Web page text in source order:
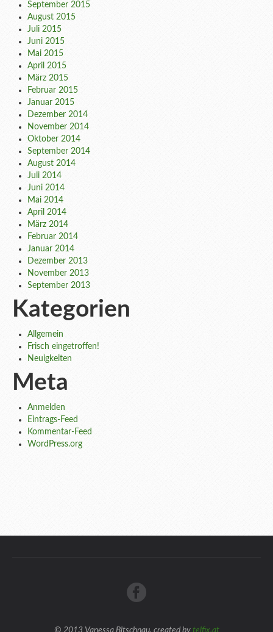
September 2015
August 2015
Juli 2015
Juni 2015
Mai 2015
April 2015
März 2015
Februar 2015
Januar 2015
Dezember 2014
November 2014
Oktober 2014
September 2014
August 2014
Juli 2014
Juni 2014
Mai 2014
April 2014
März 2014
Februar 2014
Januar 2014
Dezember 2013
November 2013
September 2013
Kategorien
Allgemein
Frisch eingetroffen!
Neuigkeiten
Meta
Anmelden
Eintrags-Feed
Kommentar-Feed
WordPress.org
© 2013 Vanessa Bitschnau, created by telfix.at